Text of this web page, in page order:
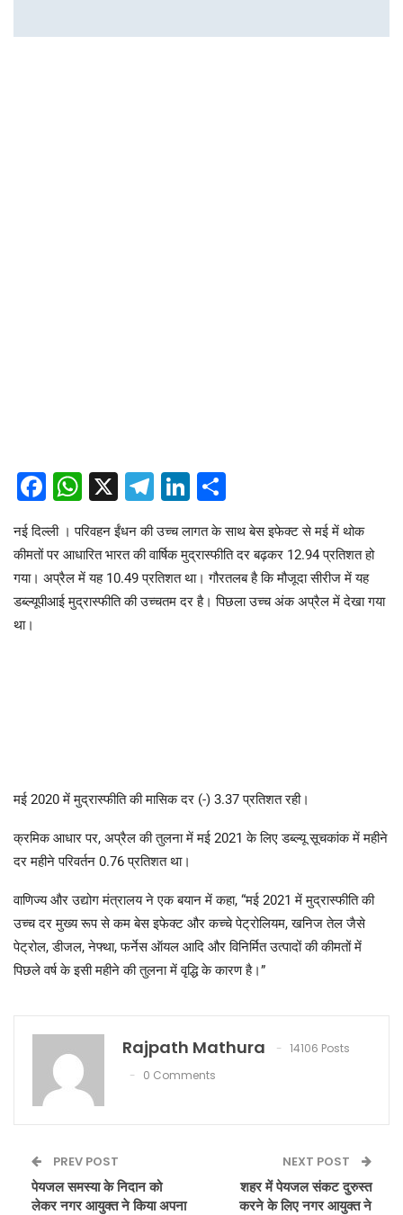
Facebook
WhatsApp
X Telegram
LinkedIn
नई दिल्ली । परिवहन ईंधन की उच्च लागत के साथ बेस इफेक्ट से मई में थोक
कीमतों पर आधारित भारत की वार्षिक मुद्रास्फीति दर बढ़कर 12.94 प्रतिशत हो
गया। अप्रैल में यह 10.49 प्रतिशत था। गौरतलब है कि मौजूदा सीरीज में यह
डब्ल्यूपीआई मुद्रास्फीति की उच्चतम दर है। पिछला उच्च अंक अप्रैल में देखा गया
था।
मई 2020 में मुद्रास्फीति की मासिक दर (-) 3.37 प्रतिशत रही।
क्रमिक आधार पर, अप्रैल की तुलना में मई 2021 के लिए डब्ल्यू सूचकांक में महीने
दर महीने परिवर्तन 0.76 प्रतिशत था।
वाणिज्य और उद्योग मंत्रालय ने एक बयान में कहा, “मई 2021 में मुद्रास्फीति की
उच्च दर मुख्य रूप से कम बेस इफेक्ट और कच्चे पेट्रोलियम, खनिज तेल जैसे
पेट्रोल, डीजल, नेफ्था, फर्नेस ऑयल आदि और विनिर्मित उत्पादों की कीमतों में
पिछले वर्ष के इसी महीने की तुलना में वृद्धि के कारण है।”
Rajpath Mathura
14106 Posts
0 Comments
PREV POST
पेयजल समस्या के निदान को
लेकर नगर आयुक्त ने किया अपना
NEXT POST
शहर में पेयजल संकट दुरुस्त
करने के लिए नगर आयुक्त ने